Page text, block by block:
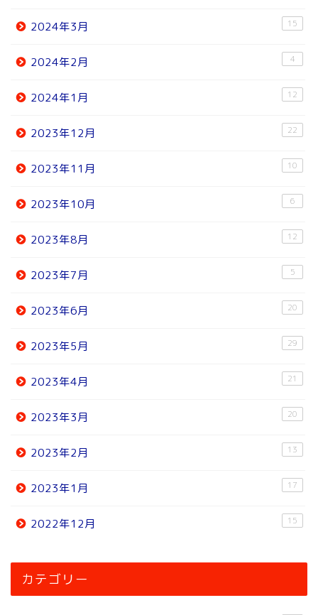
2024年3月 15
2024年2月 4
2024年1月 12
2023年12月 22
2023年11月 10
2023年10月 6
2023年8月 12
2023年7月 5
2023年6月 20
2023年5月 29
2023年4月 21
2023年3月 20
2023年2月 13
2023年1月 17
2022年12月 15
カテゴリー
ニュース